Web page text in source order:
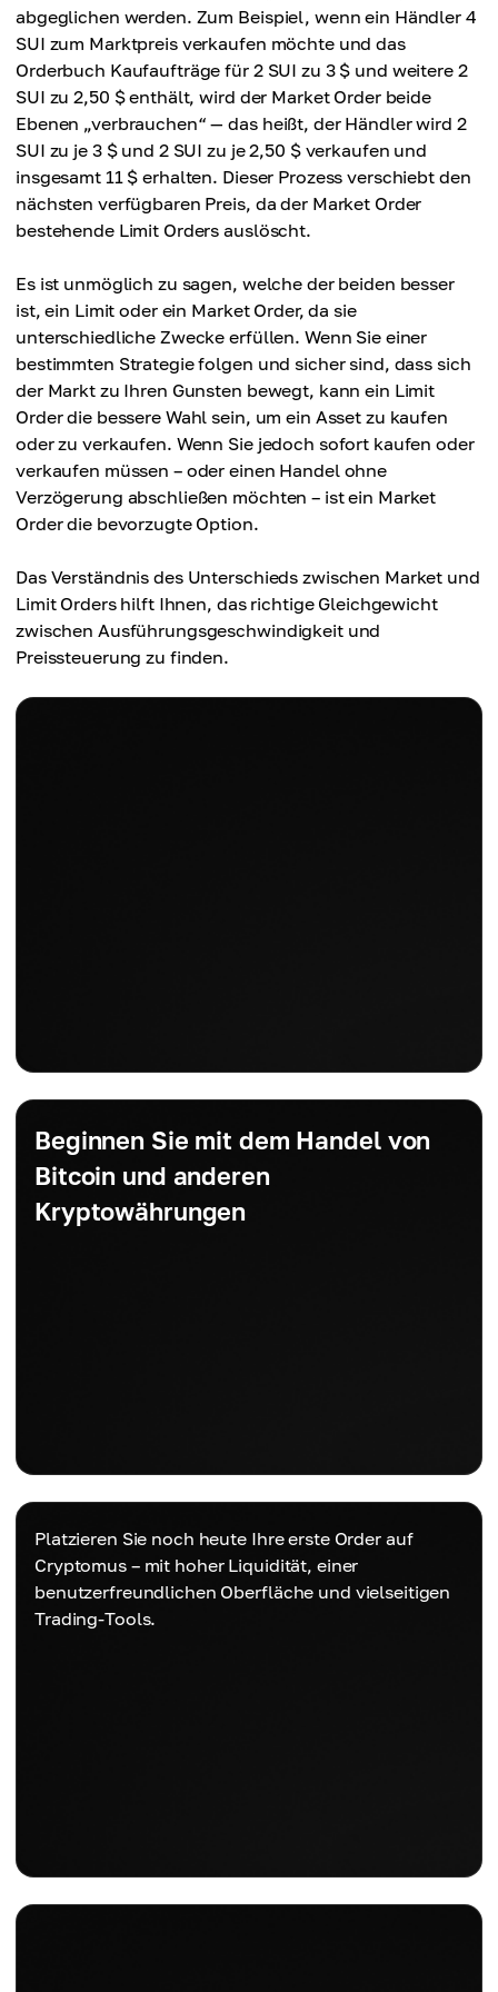
Geplanter Handel mit Fokus auf den Preis
abgeglichen werden. Zum Beispiel, wenn ein Händler 4
SUI zum Marktpreis verkaufen möchte und das
Orderbuch Kaufaufträge für 2 SUI zu 3 $ und weitere 2
SUI zu 2,50 $ enthält, wird der Market Order beide
Ebenen „verbrauchen“ — das heißt, der Händler wird 2
SUI zu je 3 $ und 2 SUI zu je 2,50 $ verkaufen und
insgesamt 11 $ erhalten. Dieser Prozess verschiebt den
nächsten verfügbaren Preis, da der Market Order
bestehende Limit Orders auslöscht.
Es ist unmöglich zu sagen, welche der beiden besser
ist, ein Limit oder ein Market Order, da sie
unterschiedliche Zwecke erfüllen. Wenn Sie einer
bestimmten Strategie folgen und sicher sind, dass sich
der Markt zu Ihren Gunsten bewegt, kann ein Limit
Order die bessere Wahl sein, um ein Asset zu kaufen
oder zu verkaufen. Wenn Sie jedoch sofort kaufen oder
verkaufen müssen – oder einen Handel ohne
Verzögerung abschließen möchten – ist ein Market
Order die bevorzugte Option.
Das Verständnis des Unterschieds zwischen Market und
Limit Orders hilft Ihnen, das richtige Gleichgewicht
zwischen Ausführungsgeschwindigkeit und
Preissteuerung zu finden.
Beginnen Sie mit dem Handel von
Bitcoin und anderen
Kryptowährungen
Platzieren Sie noch heute Ihre erste Order auf
Cryptomus – mit hoher Liquidität, einer
benutzerfreundlichen Oberfläche und vielseitigen
Trading-Tools.